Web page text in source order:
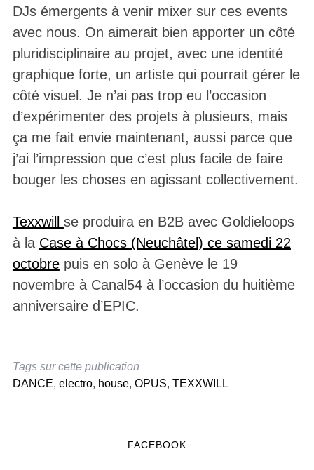
DJs émergents à venir mixer sur ces events
avec nous. On aimerait bien apporter un côté
pluridisciplinaire au projet, avec une identité
graphique forte, un artiste qui pourrait gérer le
côté visuel. Je n’ai pas trop eu l’occasion
d’expérimenter des projets à plusieurs, mais
ça me fait envie maintenant, aussi parce que
j’ai l’impression que c’est plus facile de faire
bouger les choses en agissant collectivement.
Texxwill se produira en B2B avec Goldieloops
à la Case à Chocs (Neuchâtel) ce samedi 22
octobrepuis en solo à Genève le 19
novembre à Canal54 à l’occasion du huitième
anniversaire d’EPIC.
Tags sur cette publication
DANCE, electro, house, OPUS, TEXXWILL
FACEBOOK